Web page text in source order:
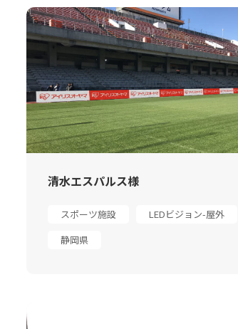
清水エスパルス様
スポーツ施設
LEDビジョン-屋外
静岡県